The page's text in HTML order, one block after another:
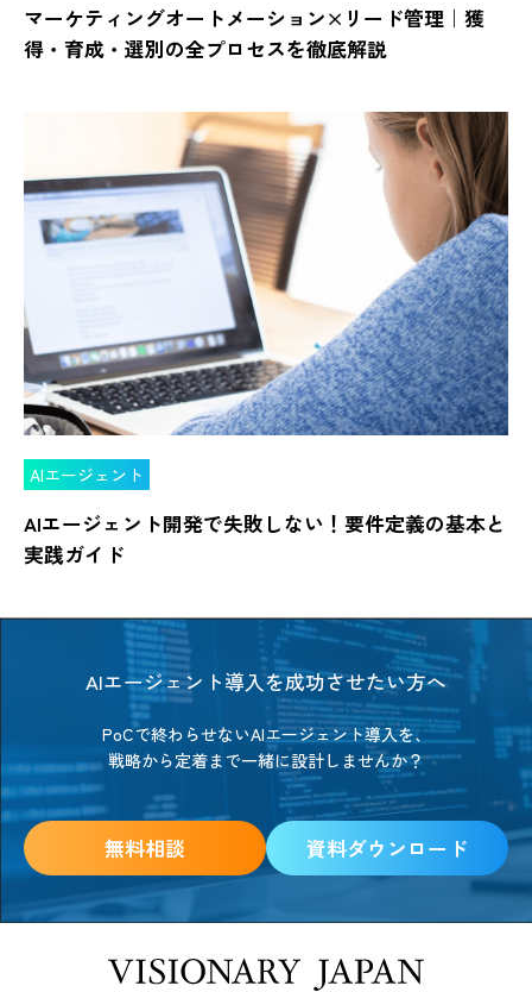
マーケティングオートメーション×リード管理｜獲
得・育成・選別の全プロセスを徹底解説
AIエージェント
AIエージェント開発で失敗しない！要件定義の基本と
実践ガイド
AIエージェント導入を成功させたい方へ
PoCで終わらせないAIエージェント導入を、
戦略から定着まで一緒に設計しませんか？
無料相談 資料ダウンロード